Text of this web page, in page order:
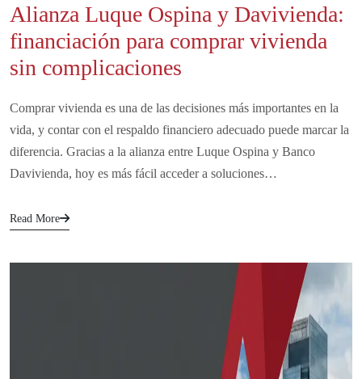
Alianza Luque Ospina y Davivienda:
financiación para comprar vivienda
sin complicaciones
Comprar vivienda es una de las decisiones más importantes en la
vida, y contar con el respaldo financiero adecuado puede marcar la
diferencia. Gracias a la alianza entre Luque Ospina y Banco
Davivienda, hoy es más fácil acceder a soluciones…
Read More